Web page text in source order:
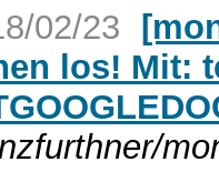
02/23
los! Mit: